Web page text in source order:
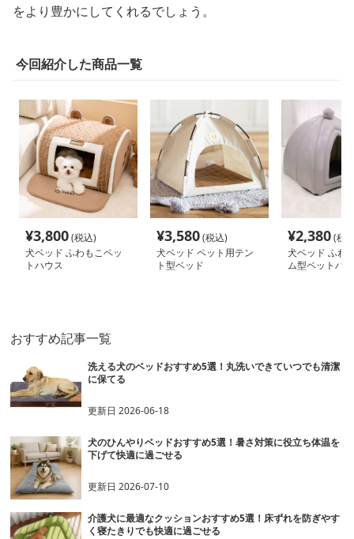
をより豊かにしてくれるでしょう。
今回紹介した商品一覧
¥3,800(税込)
犬ベッド ふわもこペッ
トハウス
¥3,580(税込)
犬ベッド ペット用テン
ト型ベッド
¥2,380(税
犬ベッド ふわ
ム型ペットハ
おすすめ記事一覧
洗える犬のベッドおすすめ5選！丸洗いできていつでも清潔
に保てる
更新日2026-06-18
犬のひんやりベッドおすすめ5選！暑さ対策に役立ち体温を
下げて快適に過ごせる
更新日2026-07-10
介護犬に最適なクッションおすすめ5選！床ずれを防ぎやす
く寝たきりでも快適に過ごせる